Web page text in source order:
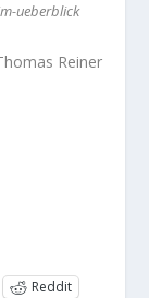
ueberblick
Reiner
Reddit